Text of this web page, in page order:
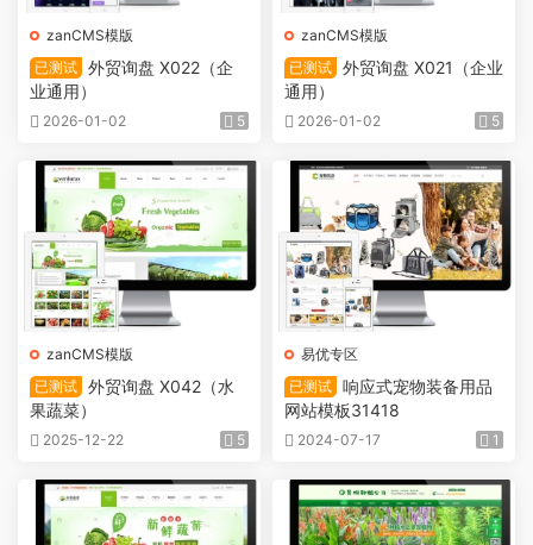
zanCMS模版
已测试 外贸询盘 X022（企
业通用）
2026-01-02 5
zanCMS模版
已测试 外贸询盘 X021（企业
通用）
2026-01-02 5
zanCMS模版
已测试 外贸询盘 X042（水
果蔬菜）
2025-12-22 5
易优专区
已测试 响应式宠物装备用品
网站模板31418
2024-07-17 1